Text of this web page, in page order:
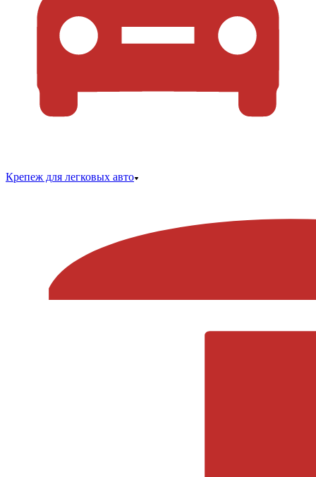
Крепеж для легковых авто